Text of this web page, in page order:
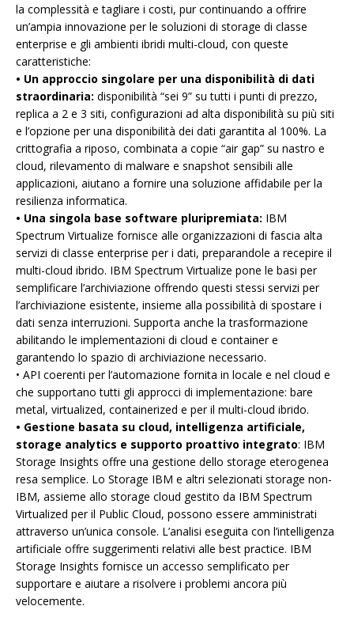
la complessità e tagliare i costi, pur continuando a offrire
un’ampia innovazione per le soluzioni di storage di classe
enterprise e gli ambienti ibridi multi-cloud, con queste
caratteristiche:
• Un approccio singolare per una disponibilità di dati
straordinaria: disponibilità “sei 9” su tutti i punti di prezzo,
replica a 2 e 3 siti, configurazioni ad alta disponibilità su più siti
e l’opzione per una disponibilità dei dati garantita al 100%. La
crittografia a riposo, combinata a copie “air gap” su nastro e
cloud, rilevamento di malware e snapshot sensibili alle
applicazioni, aiutano a fornire una soluzione affidabile per la
resilienza informatica.
• Una singola base software pluripremiata: IBM
Spectrum Virtualize fornisce alle organizzazioni di fascia alta
servizi di classe enterprise per i dati, preparandole a recepire il
multi-cloud ibrido. IBM Spectrum Virtualize pone le basi per
semplificare l’archiviazione offrendo questi stessi servizi per
l’archiviazione esistente, insieme alla possibilità di spostare i
dati senza interruzioni. Supporta anche la trasformazione
abilitando le implementazioni di cloud e container e
garantendo lo spazio di archiviazione necessario.
• API coerenti per l’automazione fornita in locale e nel cloud e
che supportano tutti gli approcci di implementazione: bare
metal, virtualized, containerized e per il multi-cloud ibrido.
• Gestione basata su cloud, intelligenza artificiale,
storage analytics e supporto proattivo integrato: IBM
Storage Insights offre una gestione dello storage eterogenea
resa semplice. Lo Storage IBM e altri selezionati storage non-
IBM, assieme allo storage cloud gestito da IBM Spectrum
Virtualized per il Public Cloud, possono essere amministrati
attraverso un’unica console. L’analisi eseguita con l’intelligenza
artificiale offre suggerimenti relativi alle best practice. IBM
Storage Insights fornisce un accesso semplificato per
supportare e aiutare a risolvere i problemi ancora più
velocemente.